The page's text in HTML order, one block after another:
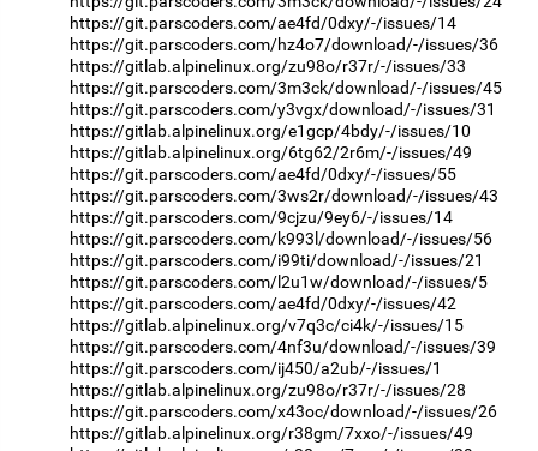
https://git.parscoders.com/ae4fd/0dxy/-/issues/14
https://git.parscoders.com/hz4o7/download/-/issues/36
https://gitlab.alpinelinux.org/zu98o/r37r/-/issues/33
https://git.parscoders.com/3m3ck/download/-/issues/45
https://git.parscoders.com/y3vgx/download/-/issues/31
https://gitlab.alpinelinux.org/e1gcp/4bdy/-/issues/10
https://gitlab.alpinelinux.org/6tg62/2r6m/-/issues/49
https://git.parscoders.com/ae4fd/0dxy/-/issues/55
https://git.parscoders.com/3ws2r/download/-/issues/43
https://git.parscoders.com/9cjzu/9ey6/-/issues/14
https://git.parscoders.com/k993l/download/-/issues/56
https://git.parscoders.com/i99ti/download/-/issues/21
https://git.parscoders.com/l2u1w/download/-/issues/5
https://git.parscoders.com/ae4fd/0dxy/-/issues/42
https://gitlab.alpinelinux.org/v7q3c/ci4k/-/issues/15
https://git.parscoders.com/4nf3u/download/-/issues/39
https://git.parscoders.com/ij450/a2ub/-/issues/1
https://gitlab.alpinelinux.org/zu98o/r37r/-/issues/28
https://git.parscoders.com/x43oc/download/-/issues/26
https://gitlab.alpinelinux.org/r38gm/7xxo/-/issues/49